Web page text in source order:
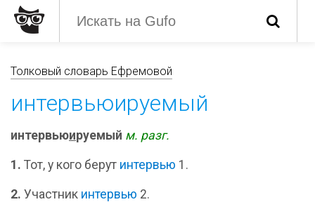
Толковый словарь Ефремовой
интервьюируемый
интервьюируемый м. разг.
1. Тот, у кого берут интервью 1.
2. Участник интервью 2.